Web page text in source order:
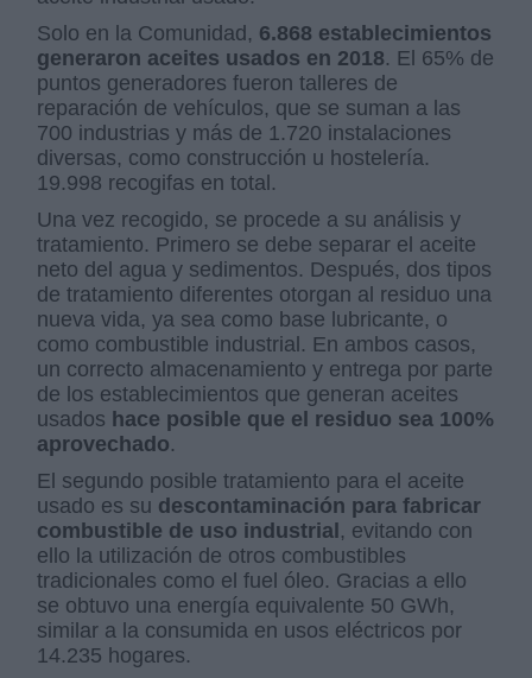
Solo en la Comunidad, 6.868 establecimientos
generaron aceites usados en 2018. El 65% de
puntos generadores fueron talleres de
reparación de vehículos, que se suman a las
700 industrias y más de 1.720 instalaciones
diversas, como construcción u hostelería.
19.998 recogifas en total.
Una vez recogido, se procede a su análisis y
tratamiento. Primero se debe separar el aceite
neto del agua y sedimentos. Después, dos tipos
de tratamiento diferentes otorgan al residuo una
nueva vida, ya sea como base lubricante, o
como combustible industrial. En ambos casos,
un correcto almacenamiento y entrega por parte
de los establecimientos que generan aceites
usados hace posible que el residuo sea 100%
aprovechado.
El segundo posible tratamiento para el aceite
usado es su descontaminación para fabricar
combustible de uso industrial, evitando con
ello la utilización de otros combustibles
tradicionales como el fuel óleo. Gracias a ello
se obtuvo una energía equivalente 50 GWh,
similar a la consumida en usos eléctricos por
14.235 hogares.